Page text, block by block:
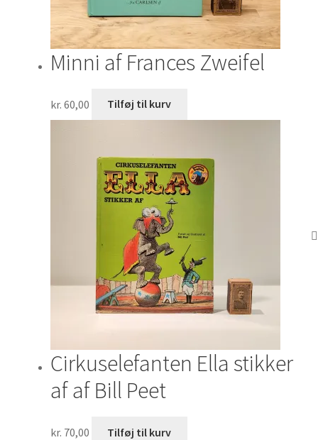
Minni af Frances Zweifel
kr. 60,00 Tilføj til kurv
Cirkuselefanten Ella stikker
af af Bill Peet
kr. 70,00 Tilføj til kurv